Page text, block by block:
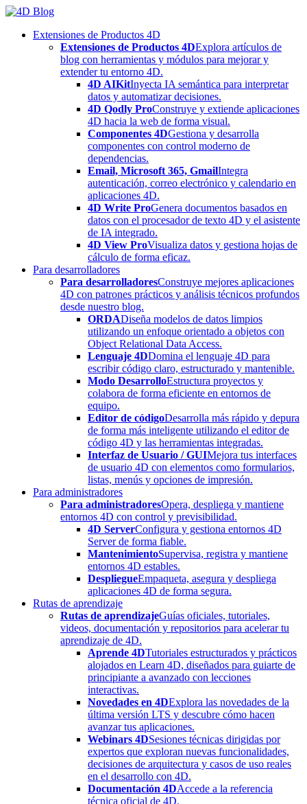
Skip
contentExtensiones de Productos 4D
Extensiones de Productos 4DExplora artículos de
blog con herramientas y módulos para mejorar y
extender tu entorno 4D.
4D AIKitInyecta IA semántica para interpretar
datos y automatizar decisiones.
4D Qodly ProConstruye y extiende aplicaciones
4D hacia la web de forma visual.
Componentes 4DGestiona y desarrolla
componentes con control moderno de
dependencias.
Email, Microsoft 365, GmailIntegra
autenticación, correo electrónico y calendario en
aplicaciones 4D.
4D Write ProGenera documentos basados en
datos con el procesador de texto 4D y el asistente
de IA integrado.
4D View ProVisualiza datos y gestiona hojas de
cálculo de forma eficaz.
Para desarrolladores
Para desarrolladoresConstruye mejores aplicaciones
4D con patrones prácticos y análisis técnicos profundos
desde nuestro blog.
ORDADiseña modelos de datos limpios
utilizando un enfoque orientado a objetos con
Object Relational Data Access.
Lenguaje 4DDomina el lenguaje 4D para
escribir código claro, estructurado y mantenible.
Modo DesarrolloEstructura proyectos y
colabora de forma eficiente en entornos de
equipo.
Editor de códigoDesarrolla más rápido y depura
de forma más inteligente utilizando el editor de
código 4D y las herramientas integradas.
Interfaz de Usuario / GUIMejora tus interfaces
de usuario 4D con elementos como formularios,
listas, menús y opciones de impresión.
Para administradores
Para administradoresOpera, despliega y mantiene
entornos 4D con control y previsibilidad.
4D ServerConfigura y gestiona entornos 4D
Server de forma fiable.
MantenimientoSupervisa, registra y mantiene
entornos 4D estables.
DespliegueEmpaqueta, asegura y despliega
aplicaciones 4D de forma segura.
Rutas de aprendizaje
Rutas de aprendizajeGuías oficiales, tutoriales,
videos, documentación y repositorios para acelerar tu
aprendizaje de 4D.
Aprende 4DTutoriales estructurados y prácticos
alojados en Learn 4D, diseñados para guiarte de
principiante a avanzado con lecciones
interactivas.
Novedades en 4DExplora las novedades de la
última versión LTS y descubre cómo hacen
avanzar tus aplicaciones.
Webinars 4DSesiones técnicas dirigidas por
expertos que exploran nuevas funcionalidades,
decisiones de arquitectura y casos de uso reales
en el desarrollo con 4D.
Documentación 4DAccede a la referencia
técnica oficial de 4D.